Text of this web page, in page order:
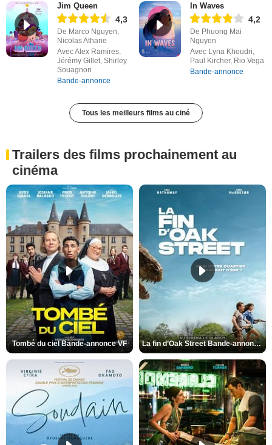
Jim Queen
4,3
De Marco Nguyen,
Nicolas Athane
Avec Alex Ramires,
Jérémy Gillet, Shirley
Souagnon
Bande-annonce
In Waves
4,2
De Phuong Mai
Nguyen
Avec Lyna Khoudri,
Paul Kircher, Rio Vega
Bande-annonce
Tous les meilleurs films au ciné
Trailers des films prochainement au
cinéma
Tombé du ciel Bande-annonce VF La fin d’Oak Street Bande-annonce VO STFR